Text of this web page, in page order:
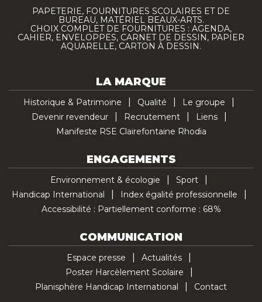
PAPETERIE, FOURNITURES SCOLAIRES ET DE
BUREAU, MATÉRIEL BEAUX-ARTS.
CHOIX COMPLET DE FOURNITURES : AGENDA,
CAHIER, ENVELOPPES, CARNET DE DESSIN, PAPIER
AQUARELLE, CARTON À DESSIN.
LA MARQUE
Historique & Patrimoine Qualité
Le groupe
Devenir revendeur
Recrutement
Liens
Manifeste RSE Clairefontaine Rhodia
ENGAGEMENTS
Environnement & écologie
Sport
Handicap International
Index égalité professionnelle
Accessibilité : Partiellement conforme : 68%
COMMUNICATION
Espace presse
Actualités
Poster Harcèlement Scolaire
Planisphère Handicap International
Contact